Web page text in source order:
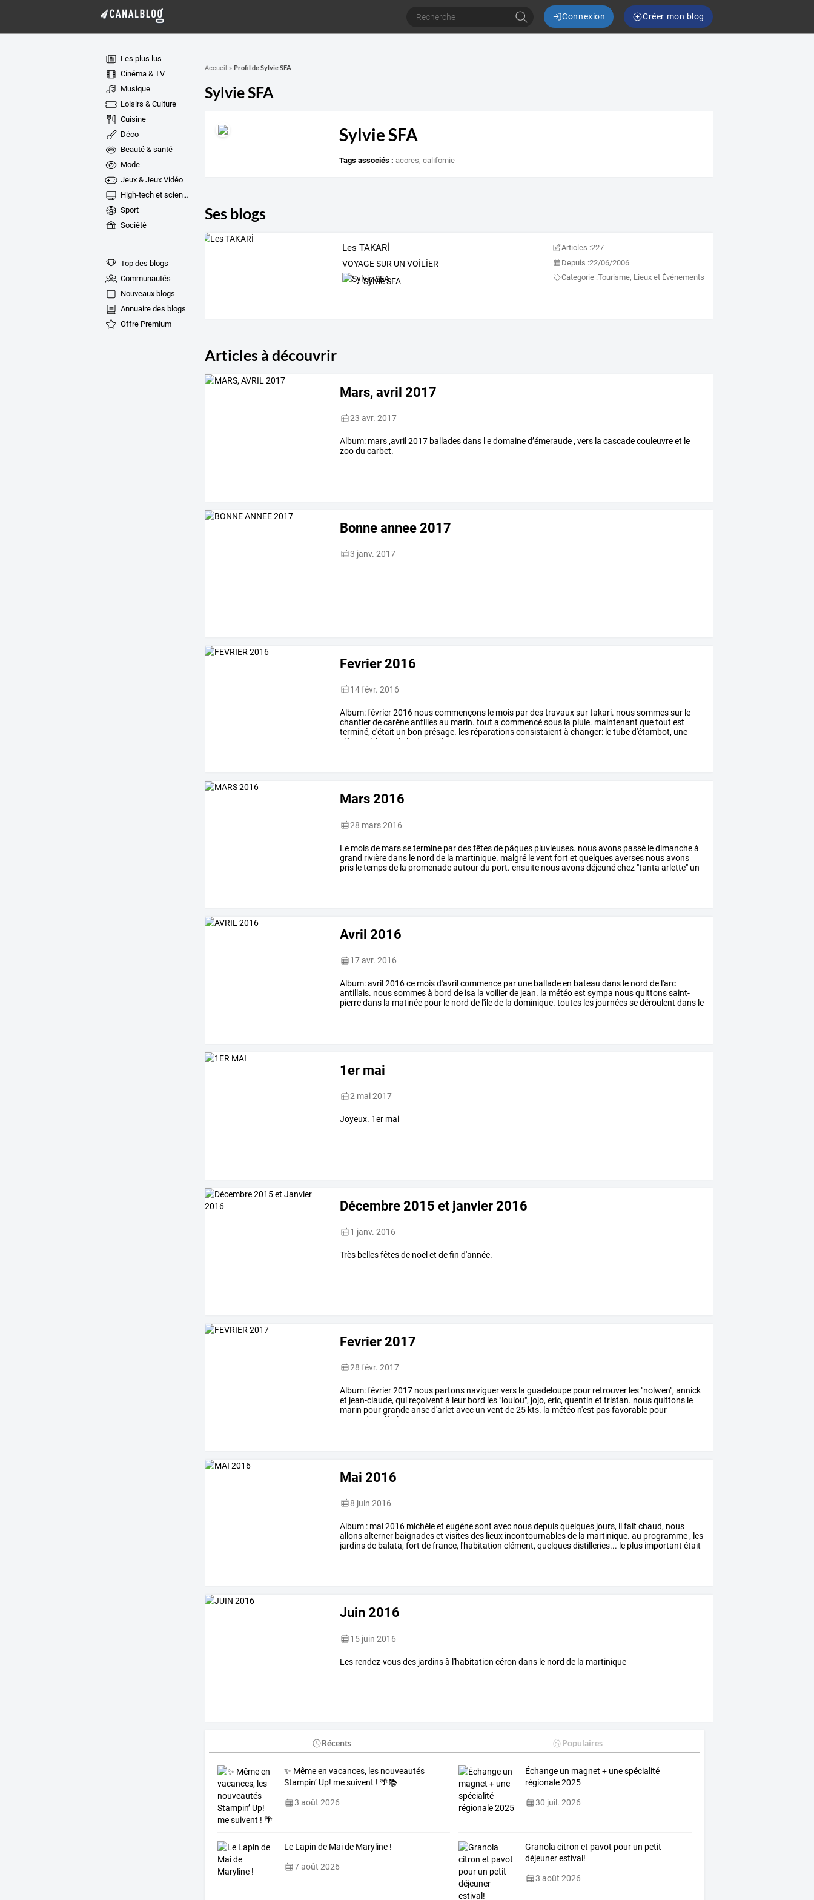
Connexion Créer mon blog
Les plus lus
Cinéma & TV
Musique
Loisirs & Culture
Cuisine
Déco
Beauté & santé
Mode
Jeux & Jeux Vidéo
High-tech et sciences
Sport
Société
Top des blogs
Communautés
Nouveaux blogs
Annuaire des blogs
Offre Premium
Accueil » Profil de Sylvie SFA
Sylvie SFA
Sylvie SFA
Tags associés : acores,californie
Ses blogs
Les TAKARİ
VOYAGE SUR UN VOİLİER
Sylvie SFA
Articles :227
Depuis :22/06/2006
Categorie :Tourisme, Lieux et Événements
Articles à découvrir
Mars, avril 2017
23 avr. 2017
Album: mars ,avril 2017 ballades dans l e domaine d’émeraude , vers la cascade couleuvre et le
zoo du carbet.
Bonne annee 2017
3 janv. 2017
Fevrier 2016
14 févr. 2016
Album:février2016 nouscommençons le mois pardestravauxsurtakari. noussommessur le
chantierdecarèneantillesau marin. tout a commencésous la pluie. maintenant quetout est
terminé, c'était un bon présage. les réparationsconsistaient à changer: letubed'étambot, une
pièce
qui forme le limite arrière
Mars 2016
28 mars 2016
Le moisde marssetermine pardesfêtesde pâques pluvieuses. nousavons passé ledimancheà
grand rivièredans le nord de la martinique. malgré levent fort et quelquesaverses nousavons
pris letempsde la promenadeautourdu port. ensuite nousavonsdéjeunéchez "tanta arlette" un
Avril 2016
17 avr. 2016
Album:avril 2016ce moisd'avril commence par une balladeen bateau dans le nord de l'arc
antillais. noussommesà bord de isa la voilierde jean. la météoest sympa nousquittonssaint-
pierredans la matinée pour le nord de l'îlede la dominique. toutes les journéessedéroulent dans le
calme
des
1er mai
2 mai 2017
Joyeux. 1er mai
Décembre 2015 et janvier 2016
1 janv. 2016
Très belles fêtes de noël et de fin d'année.
Fevrier 2017
28 févr. 2017
Album:février2017 nous partons naviguervers la guadeloupe pour retrouver les "nolwen", annick
et jean-claude, qui reçoivent à leur bord les "loulou", jojo, eric, quentin et tristan. nousquittons le
marin pourgrandeansed'arlet avec un vent de25 kts. la météo n'est pasfavorable pour
poursuivre
dès le
Mai 2016
8 juin 2016
Album : mai2016 michèleet eugènesont avec nousdepuisquelques jours, il fait chaud, nous
allonsalterner baignadeset visitesdes lieux incontournablesde la martinique. au programme , les
jardinsde balata, fort defrance, l'habitation clément, quelquesdistilleries... le plus important était
de
de
Juin 2016
15 juin 2016
Les rendez-vous des jardins à l'habitation céron dans le nord de la martinique
Récents Populaires
✨ Même en vacances, les nouveautés
Stampin’ Up! me suivent ! 🌴📚
3 août 2026
Échange un magnet + une spécialité
régionale 2025
30 juil. 2026
Le Lapin de Mai de Maryline !
7 août 2026
Granola citron et pavot pour un petit
déjeuner estival!
3 août 2026